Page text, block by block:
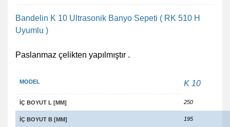
Bandelin K 10 Ultrasonik Banyo Sepeti ( RK 510 H
Uyumlu )
Paslanmaz çelikten yapılmıştır .
MODEL K 10
İÇ BOYUT L [MM] 250
İÇ BOYUT B [MM] 195